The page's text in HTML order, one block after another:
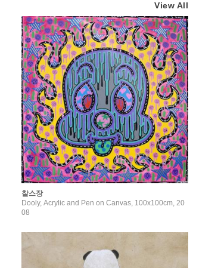
View All
찰스장
Dooly, Acrylic and Pen on Canvas, 100x100cm, 20
08